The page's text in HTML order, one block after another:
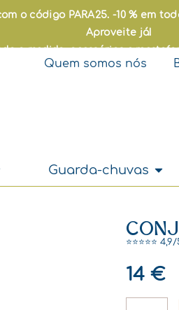
o código PARA25. -10 % em
Aproveite já!
a medida, acessórios e
Quem somos nós
A medida
Guarda-chuvas
⭐⭐⭐⭐⭐
14 €
DE